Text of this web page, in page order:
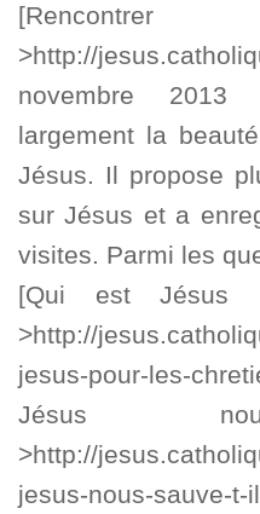
>http://
novembre 2013
largement la
Jésus. Il propose
sur Jésus et a
visites. Parmi les
[Qui est Jésus
>http://
jesus-pour-les-
Jésus
>http://
jesus-nous-sauve-